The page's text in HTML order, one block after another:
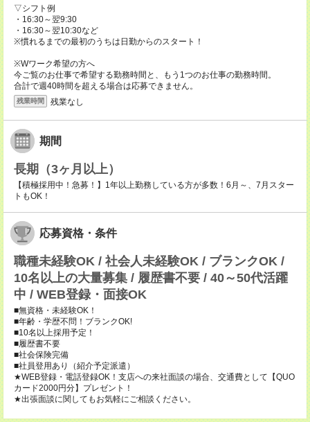
▽シフト例
・16:30～翌9:30
・16:30～翌10:30など
※慣れるまでの最初のうちは日勤からのスタート！
※Wワーク希望の方へ
今ご覧のお仕事で希望する勤務時間と、もう1つのお仕事の勤務時間。
合計で週40時間を超える場合は応募できません。
残業時間 残業なし
期間
長期（3ヶ月以上）
【積極採用中！急募！】1年以上勤務している方が多数！6月～、7月スター
トもOK！
応募資格・条件
職種未経験OK / 社会人未経験OK / ブランクOK /
10名以上の大量募集 / 履歴書不要 / 40～50代活躍
中 / WEB登録・面接OK
■無資格・未経験OK！
■年齢・学歴不問！ブランクOK!
■10名以上採用予定！
■履歴書不要
■社会保険完備
■社員登用あり（紹介予定派遣）
★WEB登録・電話登録OK！支店への来社面談の場合、交通費として【QUO
カード2000円分】プレゼント！
★出張面談に関してもお気軽にご相談ください。